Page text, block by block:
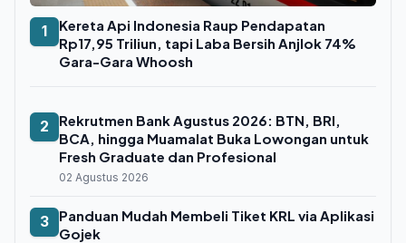
1
Kereta Api Indonesia Raup Pendapatan
Rp17,95 Triliun, tapi Laba Bersih Anjlok 74%
Gara-Gara Whoosh
2
Rekrutmen Bank Agustus 2026: BTN, BRI,
BCA, hingga Muamalat Buka Lowongan untuk
Fresh Graduate dan Profesional
02 Agustus 2026
3
Panduan Mudah Membeli Tiket KRL via Aplikasi
Gojek